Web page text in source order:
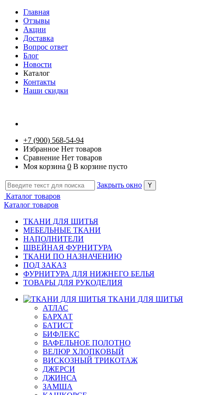
Главная
Отзывы
Акции
Доставка
Вопрос ответ
Блог
Новости
Каталог
Контакты
Наши скидки
+7 (900) 568-54-94
Избранное Нет товаров
Сравнение Нет товаров
Моя корзина 0 В корзине пусто
Закрыть окно
Каталог товаров
Каталог товаров
ТКАНИ ДЛЯ ШИТЬЯ
МЕБЕЛЬНЫЕ ТКАНИ
НАПОЛНИТЕЛИ
ШВЕЙНАЯ ФУРНИТУРА
ТКАНИ ПО НАЗНАЧЕНИЮ
ПОД ЗАКАЗ
ФУРНИТУРА ДЛЯ НИЖНЕГО БЕЛЬЯ
ТОВАРЫ ДЛЯ РУКОДЕЛИЯ
ТКАНИ ДЛЯ ШИТЬЯ
АТЛАС
БАРХАТ
БАТИСТ
БИФЛЕКС
ВАФЕЛЬНОЕ ПОЛОТНО
ВЕЛЮР ХЛОПКОВЫЙ
ВИСКОЗНЫЙ ТРИКОТАЖ
ДЖЕРСИ
ДЖИНСА
ЗАМША